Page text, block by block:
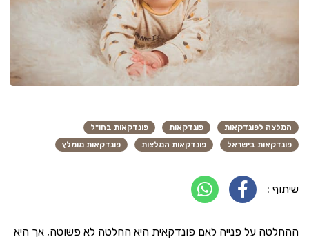
המלצה לפונדקאות פונדקאות
פונדקאות בחו"ל
פונדקאות בישראל
פונדקאות המלצות פונדקאות מומלץ
שיתוף :
ההחלטה על פנייה לאם פונדקאית היא החלטה לא פשוטה, אך היא